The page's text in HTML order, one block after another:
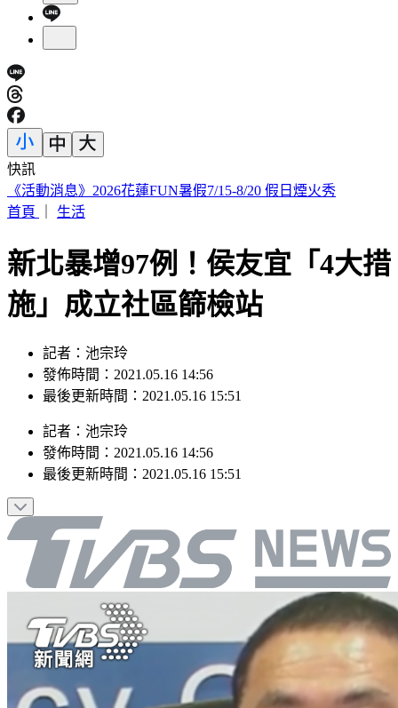
快訊
印度女與兄大吵後暴走！ 竟朝9月大姪子嘴裡「猛灌強力
膠」
新北暴增97例！侯友宜「4大措
施」成立社區篩檢站
記者：池宗玲
發佈時間：2021.05.16 14:56
記者：池宗玲
發佈時間：2021.05.16 14:56